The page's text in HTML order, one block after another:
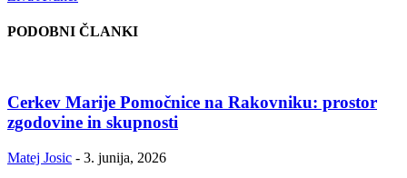
PODOBNI ČLANKI
Cerkev Marije Pomočnice na Rakovniku: prostor
zgodovine in skupnosti
Matej Josic - 3. junija, 2026